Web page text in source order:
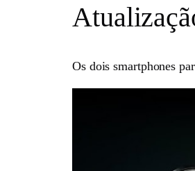
Os dois smartphones